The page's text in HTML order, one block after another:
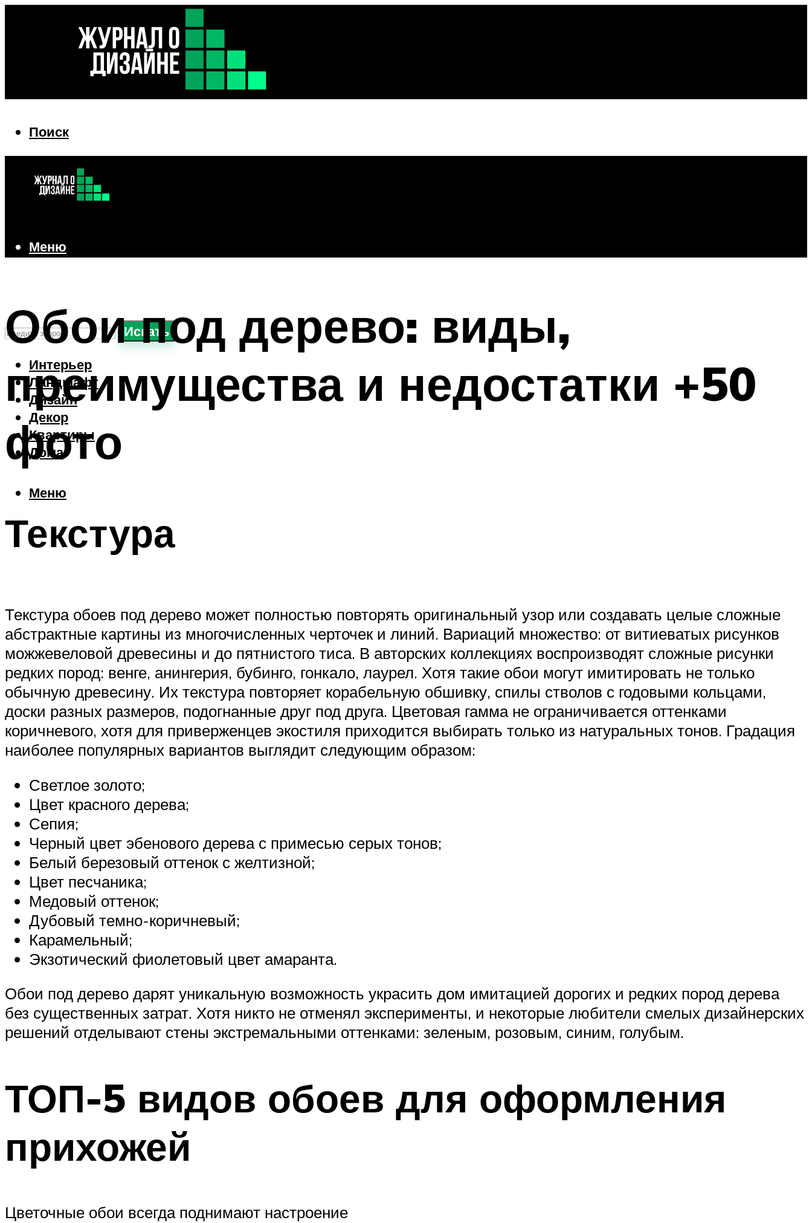
Поиск
Поиск
Искать
Интерьер
Ландшафт
Дизайн
Декор
Квартиры
Дома
Меню
Меню
Обои под дерево: виды,
преимущества и недостатки +50
фото
Текстура
Текстура обоев под дерево может полностью повторять оригинальный узор или создавать целые сложные
абстрактные картины из многочисленных черточек и линий. Вариаций множество: от витиеватых рисунков
можжевеловой древесины и до пятнистого тиса. В авторских коллекциях воспроизводят сложные рисунки
редких пород: венге, анингерия, бубинго, гонкало, лаурел. Хотя такие обои могут имитировать не только
обычную древесину. Их текстура повторяет корабельную обшивку, спилы стволов с годовыми кольцами,
доски разных размеров, подогнанные друг под друга. Цветовая гамма не ограничивается оттенками
коричневого, хотя для приверженцев экостиля приходится выбирать только из натуральных тонов. Градация
наиболее популярных вариантов выглядит следующим образом:
Светлое золото;
Цвет красного дерева;
Сепия;
Черный цвет эбенового дерева с примесью серых тонов;
Белый березовый оттенок с желтизной;
Цвет песчаника;
Медовый оттенок;
Дубовый темно-коричневый;
Карамельный;
Экзотический фиолетовый цвет амаранта.
Обои под дерево дарят уникальную возможность украсить дом имитацией дорогих и редких пород дерева
без существенных затрат. Хотя никто не отменял эксперименты, и некоторые любители смелых дизайнерских
решений отделывают стены экстремальными оттенками: зеленым, розовым, синим, голубым.
ТОП-5 видов обоев для оформления
прихожей
Цветочные обои всегда поднимают настроение